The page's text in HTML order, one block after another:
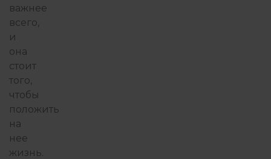
важнее
всего,
и
она
стоит
того,
чтобы
положить
на
нее
жизнь.